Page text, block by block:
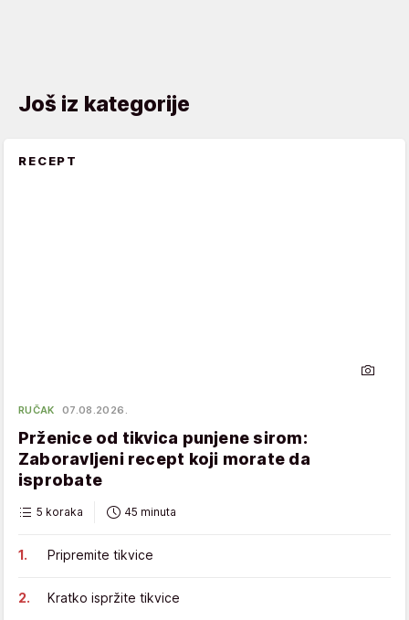
Još iz kategorije
RECEPT
RUČAK 07.08.2026.
Prženice od tikvica punjene sirom:
Zaboravljeni recept koji morate da
isprobate
5 koraka 45 minuta
Pripremite tikvice
Kratko ispržite tikvice